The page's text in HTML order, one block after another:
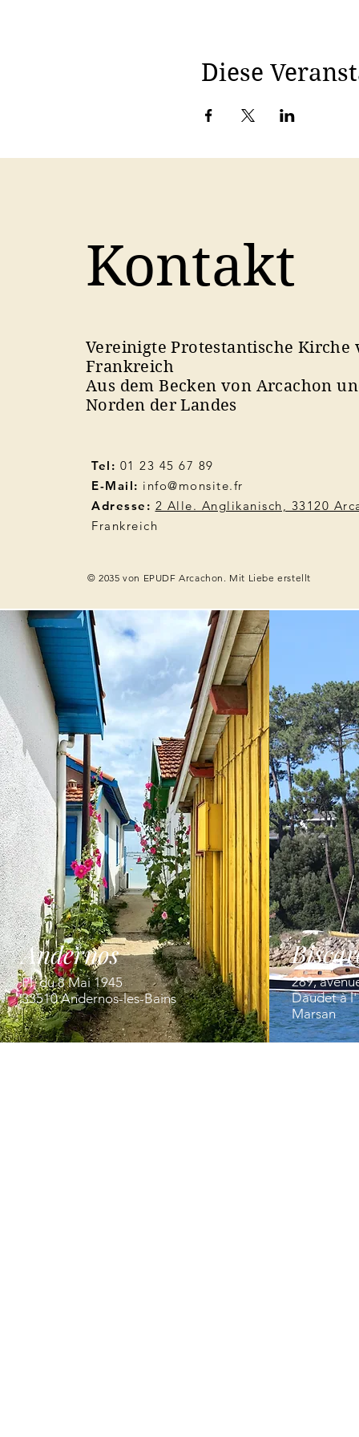
Diese
Kontakt
Vereinigte Protestantische Kirche
Frankreich
Aus dem Becken von Arcachon
Norden der Landes
Tel: 01 23 45 67 89
E-Mail: info@monsite.fr
Adresse: 2 Alle. Anglikanisch, 33120
Frankreich
© 2035 von EPUDF Arcachon. Mit Liebe erstellt
Andernos
Pl. du 8 Mai 1945
33510 Andernos-les-Bains
289,
Daudet à l'
Marsan